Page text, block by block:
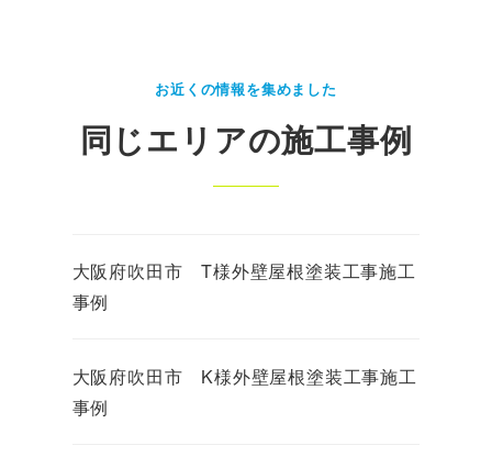
お近くの情報を集めました
同じエリアの施工事例
大阪府吹田市 T様外壁屋根塗装工事施工
事例
大阪府吹田市 K様外壁屋根塗装工事施工
事例